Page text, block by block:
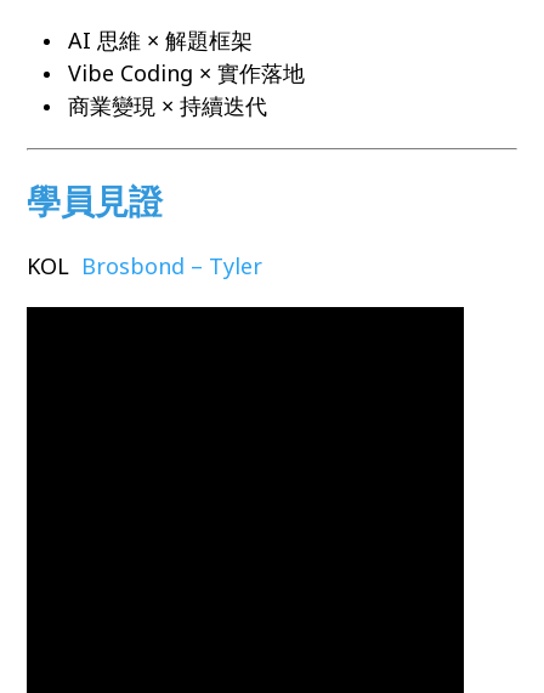
AI 思維 × 解題框架
Vibe Coding × 實作落地
商業變現 × 持續迭代
學員見證
KOL Brosbond – Tyler